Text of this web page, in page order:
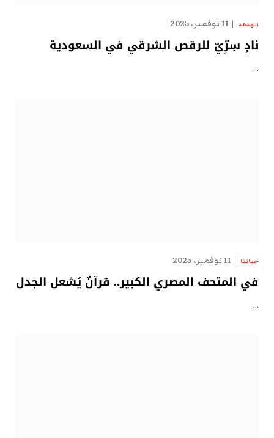
الهدهد 11 نوفمبر، 2025
نادٍ سِرِّيّ للرقص الشرقي في السعودية
…
حياتنا 11 نوفمبر، 2025
في المتحف المصري الكبير.. قرآنٌ يُشعل الجدل
…